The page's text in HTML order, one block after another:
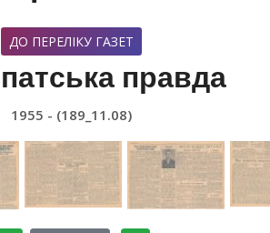
ДО ПЕРЕЛІКУ ГАЗЕТ
правда
1955 - (189_11.08)